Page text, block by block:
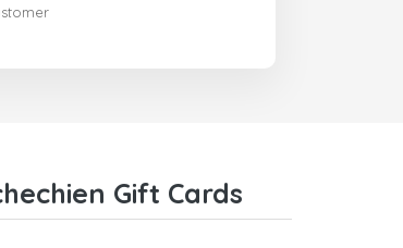
Gift Cards